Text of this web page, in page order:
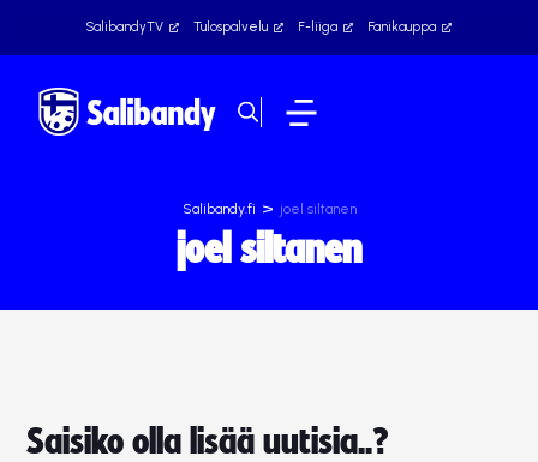
SalibandyTV Tulospalvelu F-liiga Fanikauppa
Salibandy.fi > joel siltanen
joel siltanen
Saisiko olla lisää uutisia..?